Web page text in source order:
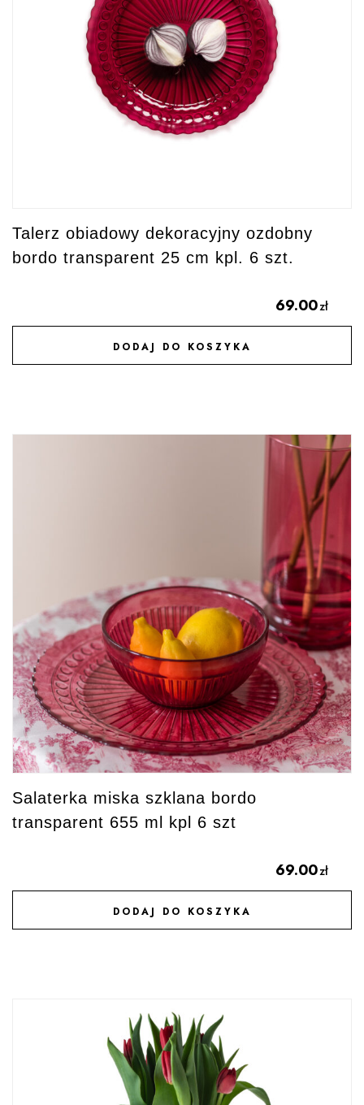
Talerz obiadowy dekoracyjny ozdobny
bordo transparent 25 cm kpl. 6 szt.
69.00zł
DODAJ DO KOSZYKA
DODAJ DO ULUBIONYCH
Salaterka miska szklana bordo
transparent 655 ml kpl 6 szt
69.00zł
DODAJ DO KOSZYKA
DODAJ DO ULUBIONYCH